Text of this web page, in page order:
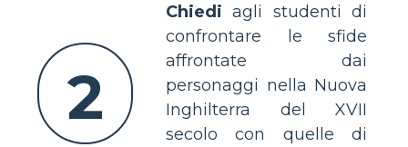
2
Chiedi agli studenti di
confrontare le sfide
affrontate dai
personaggi nella Nuova
Inghilterra del XVII
secolo con quelle di